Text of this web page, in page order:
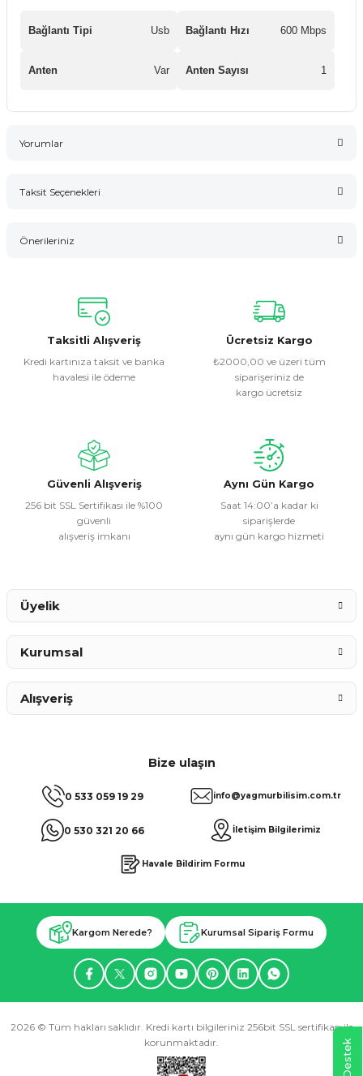
Bağlantı Tipi Usb Bağlantı Hızı 600 Mbps
Anten Var Anten Sayısı 1
Yorumlar
Taksit Seçenekleri
Önerileriniz
konularda yetersiz gördüğünüz noktaları öneri formunu
kullanarak tarafımıza iletebilirsiniz.
Görüş ve önerileriniz için teşekkür ederiz.
Ürün resmi kalitesiz, bozuk veya görüntülenemiyor.
Ürün fiyatı diğer sitelerden daha pahalı.
Bu ürüne benzer farklı alternatifler olmalı.
Taksitli Alışveriş
Kredi kartınıza taksit ve banka
havalesi ile ödeme
Ücretsiz Kargo
₺2000,00 ve üzeri tüm
siparişeriniz de
kargo ücretsiz
Güvenli Alışveriş
256 bit SSL Sertifikası ile %100
güvenli
alışveriş imkanı
Aynı Gün Kargo
Saat 14:00’a kadar ki
siparişlerde
aynı gün kargo hizmeti
Bize ulaşın
0 533 059 19 29
0 530 321 20 66
info@yagmurbilisim.com.tr
İletişim Bilgilerimiz
Havale Bildirim Formu
Üyelik
Kurumsal
Alışveriş
Kargom Nerede? Kurumsal Sipariş Formu
2026 © Tüm hakları saklıdır. Kredi kartı bilgileriniz 256bit SSL sertifikası ile
korunmaktadır.